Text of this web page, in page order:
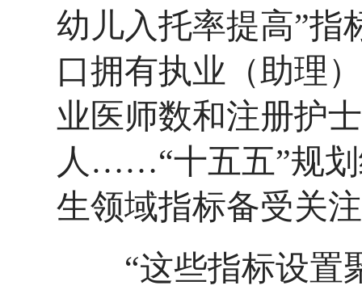
幼儿入托率提高”指
口拥有执业（助理
业医师数和注册护
人……“十五五”规划
生领域指标备受关
“这些指标设置聚